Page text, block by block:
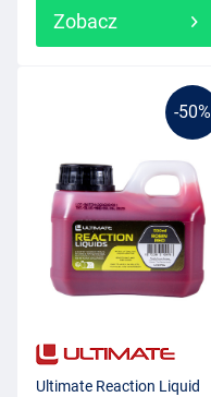
Zobacz
-50%
Ultimate Reaction Liquid